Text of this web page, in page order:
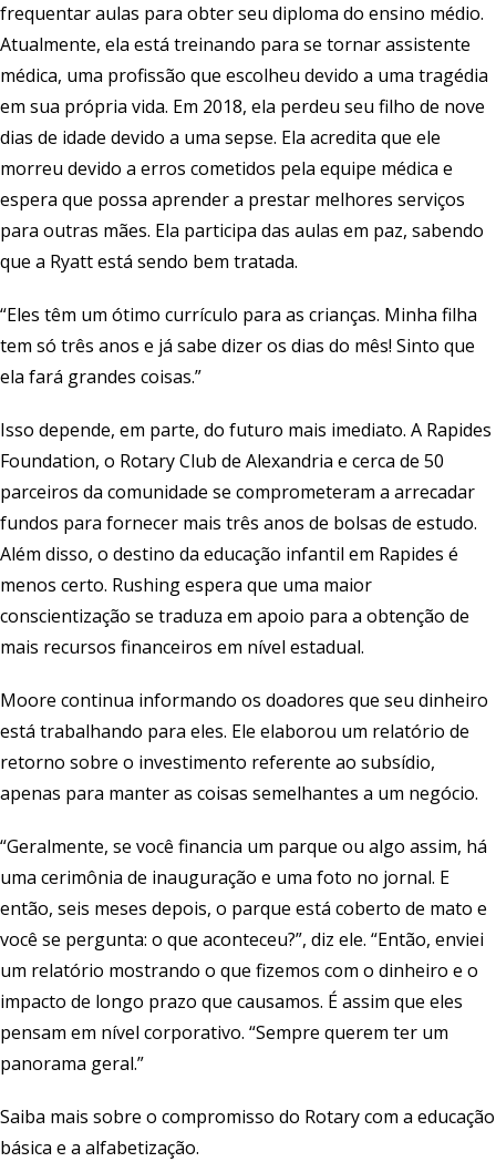
frequentar aulas para obter seu diploma do ensino médio.
Atualmente, ela está treinando para se tornar assistente
médica, uma profissão que escolheu devido a uma tragédia
em sua própria vida. Em 2018, ela perdeu seu filho de nove
dias de idade devido a uma sepse. Ela acredita que ele
morreu devido a erros cometidos pela equipe médica e
espera que possa aprender a prestar melhores serviços
para outras mães. Ela participa das aulas em paz, sabendo
que a Ryatt está sendo bem tratada.
“Eles têm um ótimo currículo para as crianças. Minha filha
tem só três anos e já sabe dizer os dias do mês! Sinto que
ela fará grandes coisas.”
Isso depende, em parte, do futuro mais imediato. A Rapides
Foundation, o Rotary Club de Alexandria e cerca de 50
parceiros da comunidade se comprometeram a arrecadar
fundos para fornecer mais três anos de bolsas de estudo.
Além disso, o destino da educação infantil em Rapides é
menos certo. Rushing espera que uma maior
conscientização se traduza em apoio para a obtenção de
mais recursos financeiros em nível estadual.
Moore continua informando os doadores que seu dinheiro
está trabalhando para eles. Ele elaborou um relatório de
retorno sobre o investimento referente ao subsídio,
apenas para manter as coisas semelhantes a um negócio.
“Geralmente, se você financia um parque ou algo assim, há
uma cerimônia de inauguração e uma foto no jornal. E
então, seis meses depois, o parque está coberto de mato e
você se pergunta: o que aconteceu?”, diz ele. “Então, enviei
um relatório mostrando o que fizemos com o dinheiro e o
impacto de longo prazo que causamos. É assim que eles
pensam em nível corporativo. “Sempre querem ter um
panorama geral.”
Saiba mais sobre o compromisso do Rotary com a educação
básica e a alfabetização.